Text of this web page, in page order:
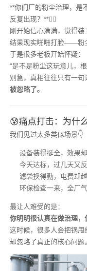
**你们厂的粉尘治理，是
反复出现？**😮‍💨
刚开始信心满满，觉得装
结果现实啪啪打脸——粉
于是很多老板开始怀疑：
“是不是粉尘这玩意儿，
别急，真相往往只有一句
被忽略了。
😰痛点打击：为什
我们见过太多类似场景👇
设备装得挺全，效果
今天达标，过几天又
滤袋换得勤，电费却
环保检查一来，全厂
最让人难受的是：
你明明很认真在做治理，
这时候，很多人会把锅甩
却忽略了真正的核心问题。